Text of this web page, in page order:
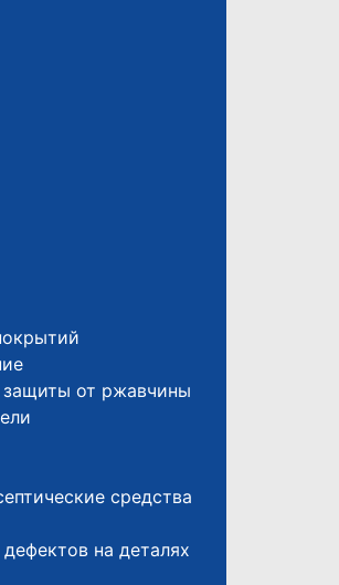
защиты от ржавчины
средства
на деталях